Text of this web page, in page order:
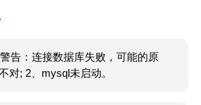
告：连接数据库失败，可能的原
对; 2、mysql未启动。